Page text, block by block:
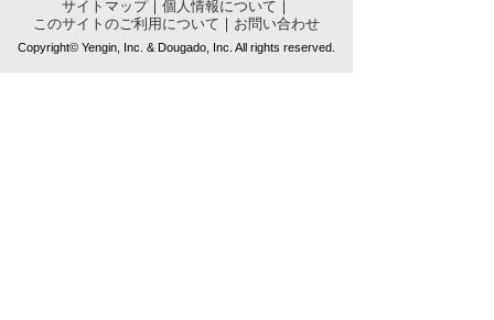
サイトマップ｜ 個人情報について ｜
このサイトのご利用について ｜ お問い合わせ
Copyright© Yengin, Inc. & Dougado, Inc. All rights reserved.